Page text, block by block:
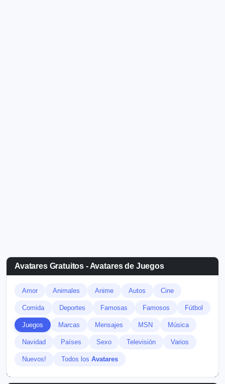
Avatares Gratuitos - Avatares de Juegos
Amor Animales Anime Autos Cine
Comida Deportes Famosas Famosos Fútbol
Juegos Marcas Mensajes MSN Música
Navidad Países Sexo Televisión Varios
Nuevos! Todos los Avatares